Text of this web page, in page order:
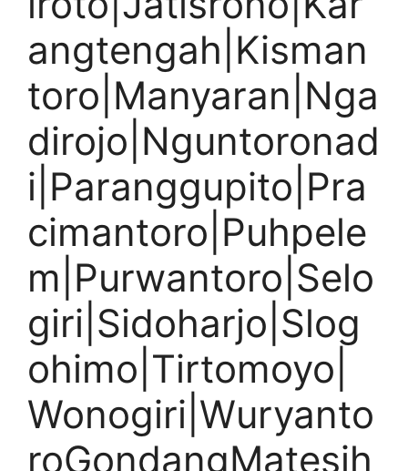
angtengah|Kisman
toro|Manyaran|Nga
dirojo|Nguntoronad
i|Paranggupito|Pra
cimantoro|Puhpele
m|Purwantoro|Selo
giri|Sidoharjo|Slog
ohimo|Tirtomoyo|
Wonogiri|Wuryanto
roGondangMatesih